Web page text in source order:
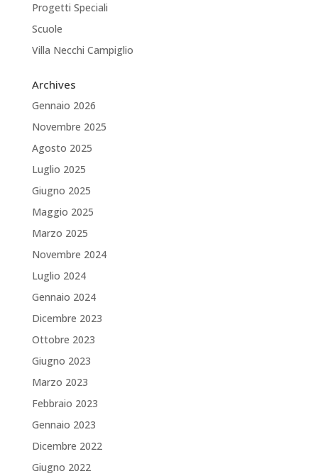
Progetti Speciali
Scuole
Villa Necchi Campiglio
Archives
Gennaio 2026
Novembre 2025
Agosto 2025
Luglio 2025
Giugno 2025
Maggio 2025
Marzo 2025
Novembre 2024
Luglio 2024
Gennaio 2024
Dicembre 2023
Ottobre 2023
Giugno 2023
Marzo 2023
Febbraio 2023
Gennaio 2023
Dicembre 2022
Giugno 2022